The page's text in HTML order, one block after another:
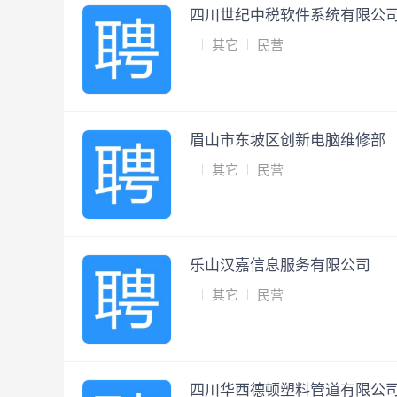
四川世纪中税软件系统有限公司
其它 民营
眉山市东坡区创新电脑维修部
其它 民营
乐山汉嘉信息服务有限公司
其它 民营
四川华西德顿塑料管道有限公司